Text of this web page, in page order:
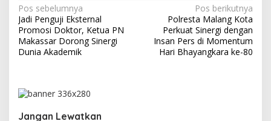
N
a
v
i
a
s
Pos sebelumnya
Jadi Penguji Eksternal
Promosi Doktor, Ketua PN
Makassar Dorong Sinergi
Dunia Akademik
Pos berikutnya
Polresta Malang Kota
Perkuat Sinergi dengan
Insan Pers di Momentum
Hari Bhayangkara ke-80
Jangan Lewatkan